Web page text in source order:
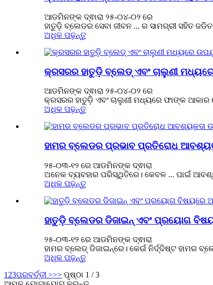
ଆଡମିନଙ୍କ ଦ୍ଵାରା ୨୫-୦୪-୦୨ ରେ
ହାତୁଡ଼ି ବ୍ଲେଡର ସେବା ଜୀବନ ... ର ସାମଗ୍ରୀ ସହିତ
ଅଧିକ ପଢ଼ନ୍ତୁ
କ୍ରସରର ହାତୁଡ଼ି ବ୍ଲେଡ୍ ଏବଂ ଚାଲୁଣୀ
ଆଡମିନଙ୍କ ଦ୍ଵାରା ୨୫-୦୪-୦୨ ରେ
କ୍ରସରର ହାତୁଡ଼ି ଏବଂ ଚାଲୁଣୀ ମଧ୍ୟରେ ଫାଙ୍କ ଆକାର
ଅଧିକ ପଢ଼ନ୍ତୁ
ହାମର ବ୍ଲେଡର ପ୍ରଭାବ ପ୍ରତିରୋଧ
୨୫-୦୩-୧୨ ରେ ଆଡମିନଙ୍କ ଦ୍ଵାରା
ଅନେକ ବ୍ୟବହାର ପରିସ୍ଥିତିରେ। କେବଳ ... ପାଇଁ
ଅଧିକ ପଢ଼ନ୍ତୁ
ହାତୁଡ଼ି ବ୍ଲେଡର ଡିଜାଇନ୍ ଏବଂ ପ୍ରୟୋଗ
୨୫-୦୩-୧୨ ରେ ଆଡମିନଙ୍କ ଦ୍ଵାରା
ହାମର ବ୍ଲେଡ୍ ଡିଜାଇନ୍‌ରେ। କେଉଁ ନିର୍ଦ୍ଦିଷ୍ଟ ହାମର
ଅଧିକ ପଢ଼ନ୍ତୁ
1 23ପରବର୍ତ୍ତୀ >>> ପୃଷ୍ଠା 1 / 3